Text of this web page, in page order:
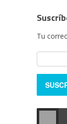
Tu